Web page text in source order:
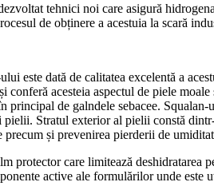
tehnici noi care asigură
de obținere a acestuia la scară
dată de calitatea excelentă a
acesteia aspectul de piele
de galndele sebacee.
Stratul exterior al pielii constă
și prevenirea pierderii de
protector care limitează
active ale formulărilor unde este